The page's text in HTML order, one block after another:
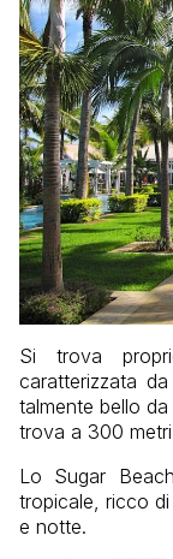
Si trova
caratterizzata
talmente bello
trova a 300
Lo Sugar
tropicale, ricco
e notte.